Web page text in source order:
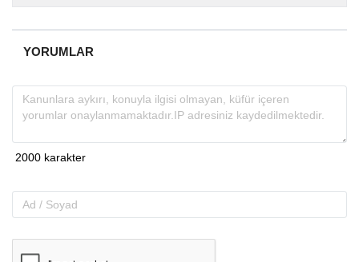
almakta, haber akışı...
YORUMLAR